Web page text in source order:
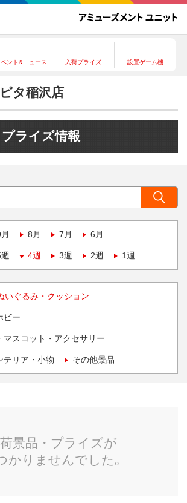
ベント&ニュース 入荷プライズ 設置ゲーム機
タ稲沢店
ライズ情報
8月 7月 6月
4週 3週 2週 1週
いぐるみ・クッション
ビー
マスコット・アクセサリー
テリア・小物 その他景品